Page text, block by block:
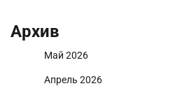
Архив
Май 2026
Апрель 2026